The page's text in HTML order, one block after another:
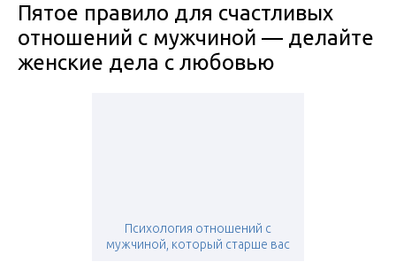
Пятое правило для счастливых
отношений с мужчиной — делайте
женские дела с любовью
Психология отношений с
мужчиной, который старше вас